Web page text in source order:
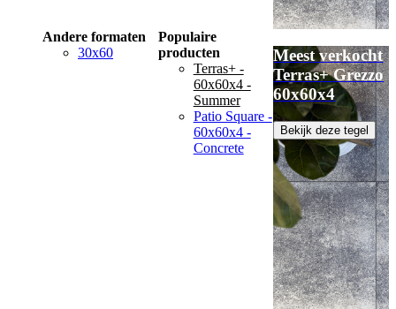
Andere formaten
30x60
Populaire
producten
Terras+ -
60x60x4 -
Summer
Patio Square -
60x60x4 -
Concrete
Meest verkocht
Terras+ Grezzo
60x60x4
Bekijk deze tegel